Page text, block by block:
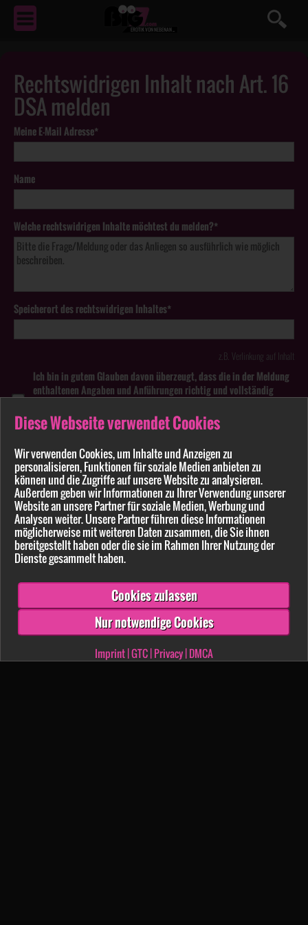
Diese Webseite verwendet Cookies
Wir verwenden Cookies, um Inhalte und Anzeigen zu
personalisieren, Funktionen für soziale Medien anbieten zu
können und die Zugriffe auf unsere Website zu analysieren.
Außerdem geben wir Informationen zu Ihrer Verwendung unserer
Website an unsere Partner für soziale Medien, Werbung und
Analysen weiter. Unsere Partner führen diese Informationen
möglicherweise mit weiteren Daten zusammen, die Sie ihnen
bereitgestellt haben oder die sie im Rahmen Ihrer Nutzung der
Dienste gesammelt haben.
Cookies zulassen
Nur notwendige Cookies
Imprint|GTC|Privacy|DMCA
EROTIKVON NEBENAN ...
Rechtswidrigen Inhalt nach Art. 16
DSA melden
Meine E-Mail Adresse*
Name
Welche rechtswidrigen Inhalte möchtest du melden?*
Speicherort des rechtswidrigen Inhaltes*
z.B. Verlinkung auf Inhalt
Ich bin in gutem Glauben davon überzeugt, dass die in der Meldung
enthaltenen Angaben und Anführungen richtig und vollständig
rechtswidrigen Inhalten können strafbar sein.
Pflichtfelder sind mit * markiert
Bitte beachten Sie unsereDatenschutzerklärung.